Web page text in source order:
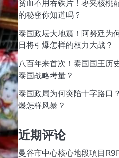
贫血不用吞铁片！枣夹核桃
的秘密你知道吗？
泰国政坛大地震！阿努廷为
日将引爆怎样的权力大战？
八百年来首次！泰国国王历
泰国战略考量？
泰国政局为何突陷十字路口
爆怎样风暴？
近期评论
曼谷市中心核心地段項目